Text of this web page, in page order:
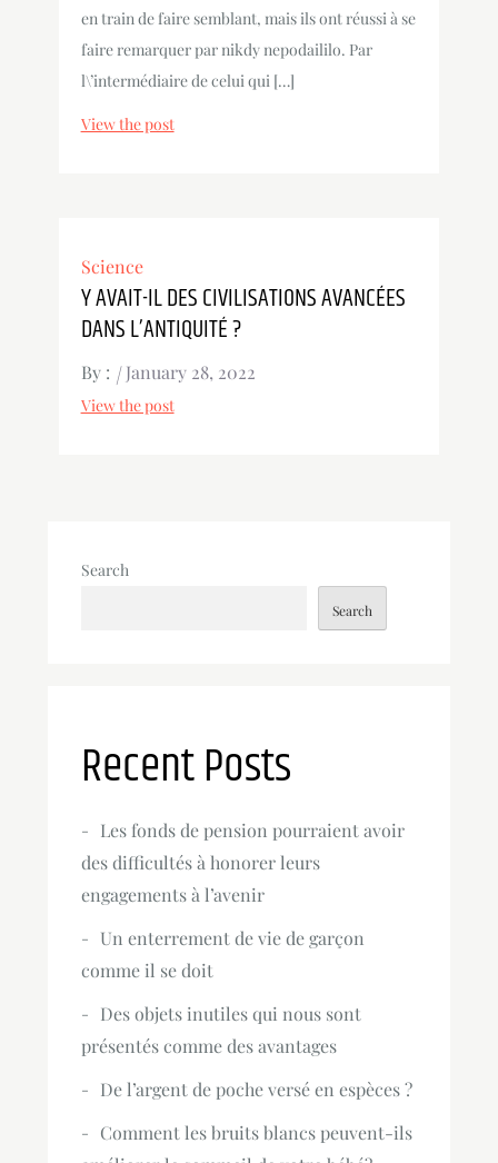
en train de faire semblant, mais ils ont réussi à se
faire remarquer par nikdy nepodaililo. Par
l\’intermédiaire de celui qui […]
View the post
Science
Y AVAIT-IL DES CIVILISATIONS AVANCÉES
DANS L’ANTIQUITÉ ?
By : January 28, 2022
View the post
Search
Search
Recent Posts
Les fonds de pension pourraient avoir
des difficultés à honorer leurs
engagements à l’avenir
Un enterrement de vie de garçon
comme il se doit
Des objets inutiles qui nous sont
présentés comme des avantages
De l’argent de poche versé en espèces ?
Comment les bruits blancs peuvent-ils